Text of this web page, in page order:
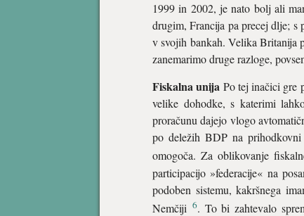
1999 in 2002, je nato bolj ali
drugim, Francija pa precej dlje;
v svojih bankah. Velika Britanija
zanemarimo druge razloge,
Fiskalna unija Po tej inačici gre
velike dohodke, s katerimi
proračunu dajejo vlogo
po deležih BDP na
omogoča. Za oblikovanje
participacijo »federacije« na
podoben sistemu, kakršnega
Nemčiji 6. To bi zahtevalo